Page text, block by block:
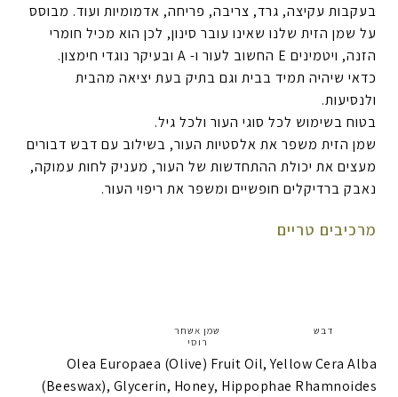
בעקבות עקיצה, גרד, צריבה, פריחה, אדמומיות ועוד. מבוסס
על שמן הזית שלנו שאינו עובר סינון, לכן הוא מכיל חומרי
הזנה, ויטמינים E החשוב לעור ו- A ובעיקר נוגדי חימצון.
כדאי שיהיה תמיד בבית וגם בתיק בעת יציאה מהבית
ולנסיעות.
בטוח בשימוש לכל סוגי העור ולכל גיל.
שמן הזית משפר את אלסטיות העור, בשילוב עם דבש דבורים
מעצים את יכולת ההתחדשות של העור, מעניק לחות עמוקה,
נאבק ברדיקלים חופשיים ומשפר את ריפוי העור.
מרכיבים טריים
דבש
שמן אשחר
רוסי
Olea Europaea (Olive) Fruit Oil, Yellow Cera Alba
(Beeswax), Glycerin, Honey, Hippophae Rhamnoides